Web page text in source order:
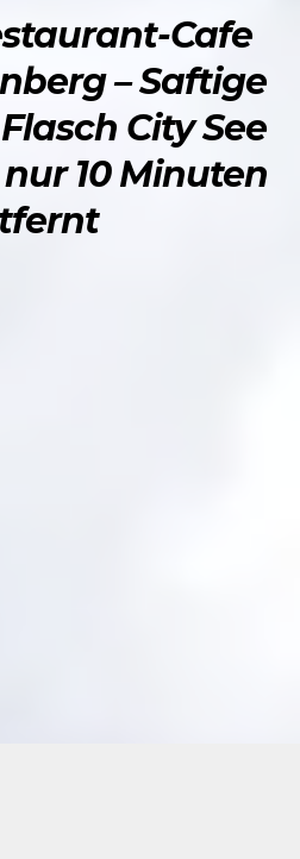
Cafe
– Saftige
City See
10 Minuten